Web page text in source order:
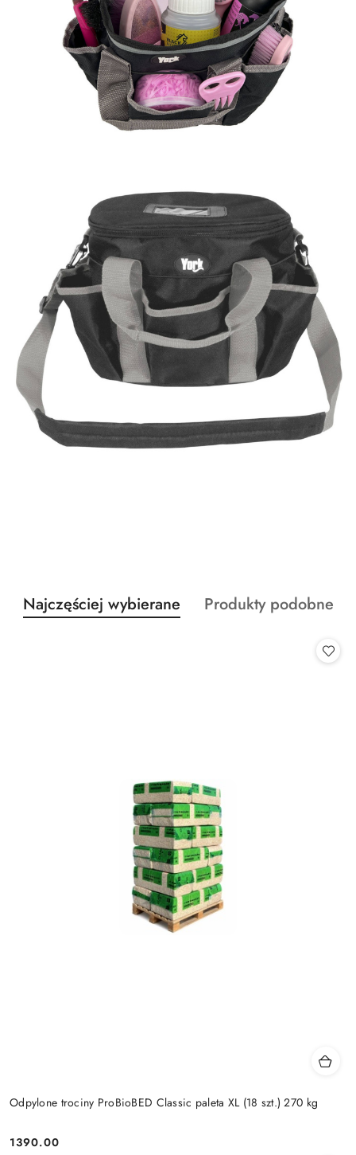
Pomiń karuzelę produktów
Produkty
o
Najczęściej wybierane
Produkty
Produkty podobne
Odpylone trociny ProBioBED Classic paleta XL (18 szt.) 270 kg
Cena:
1390.00